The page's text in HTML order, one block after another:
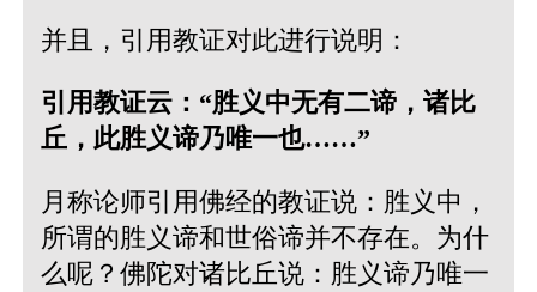
并且，引用教证对此进行说明：
引用教证云：“胜义中无有二谛，诸比
丘，此胜义谛乃唯一也……”
月称论师引用佛经的教证说：胜义中，
所谓的胜义谛和世俗谛并不存在。为什
么呢？佛陀对诸比丘说：胜义谛乃唯一